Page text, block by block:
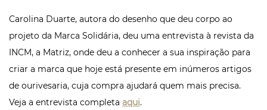
Carolina Duarte, autora do desenho que deu corpo ao
projeto da Marca Solidária, deu uma entrevista à revista da
INCM, a Matriz, onde deu a conhecer a sua inspiração para
criar a marca que hoje está presente em inúmeros artigos
de ourivesaria, cuja compra ajudará quem mais precisa.
Veja a entrevista completa aqui.